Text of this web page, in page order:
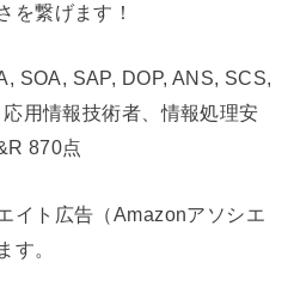
を繋げます！
SOA, SAP, DOP, ANS, SCS,
用情報技術者、情報処理安
870点
イト広告（Amazonアソシエ
す。